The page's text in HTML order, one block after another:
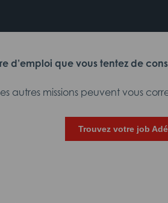
d’emploi que vous tentez de
autres missions peuvent vous
Trouvez votre job